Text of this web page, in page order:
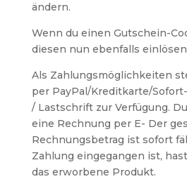
ändern.
Wenn du einen Gutschein-
diesen nun ebenfalls
Als Zahlungsmöglichkeiten
per PayPal/Kreditkarte/
/ Lastschrift zur Verfügung.
eine Rechnung per E- Der
Rechnungsbetrag ist sofort
Zahlung eingegangen ist,
das erworbene Produkt.